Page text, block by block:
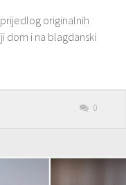
originalnih
dom i na blagdanski
0